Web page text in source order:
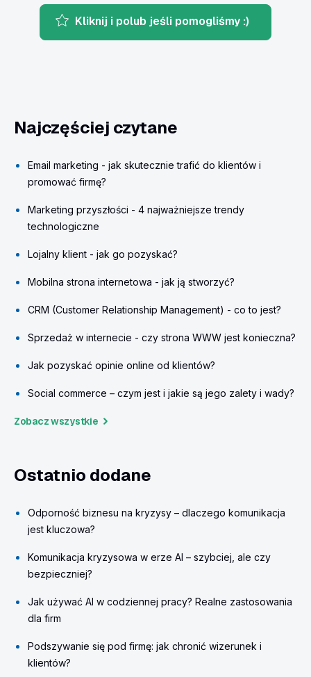
Kliknij i polub jeśli pomogliśmy :)
Najczęściej czytane
Email marketing - jak skutecznie trafić do klientów i
promować firmę?
Marketing przyszłości - 4 najważniejsze trendy
technologiczne
Lojalny klient - jak go pozyskać?
Mobilna strona internetowa - jak ją stworzyć?
CRM (Customer Relationship Management) - co to jest?
Sprzedaż w internecie - czy strona WWW jest konieczna?
Jak pozyskać opinie online od klientów?
Social commerce – czym jest i jakie są jego zalety i wady?
Zobacz wszystkie
Ostatnio dodane
Odporność biznesu na kryzysy – dlaczego komunikacja
jest kluczowa?
Komunikacja kryzysowa w erze AI – szybciej, ale czy
bezpieczniej?
Jak używać AI w codziennej pracy? Realne zastosowania
dla firm
Podszywanie się pod firmę: jak chronić wizerunek i
klientów?